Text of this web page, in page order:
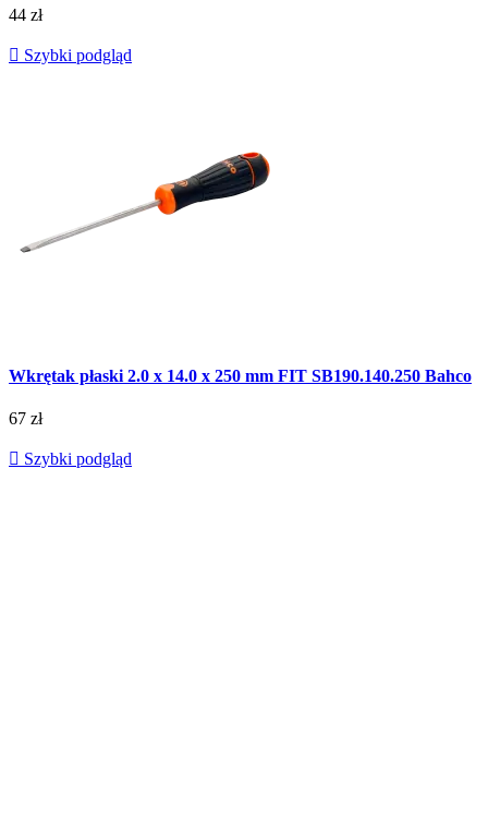
44 zł
 Szybki podgląd
Wkrętak płaski 2.0 x 14.0 x 250 mm FIT SB190.140.250 Bahco
67 zł
 Szybki podgląd